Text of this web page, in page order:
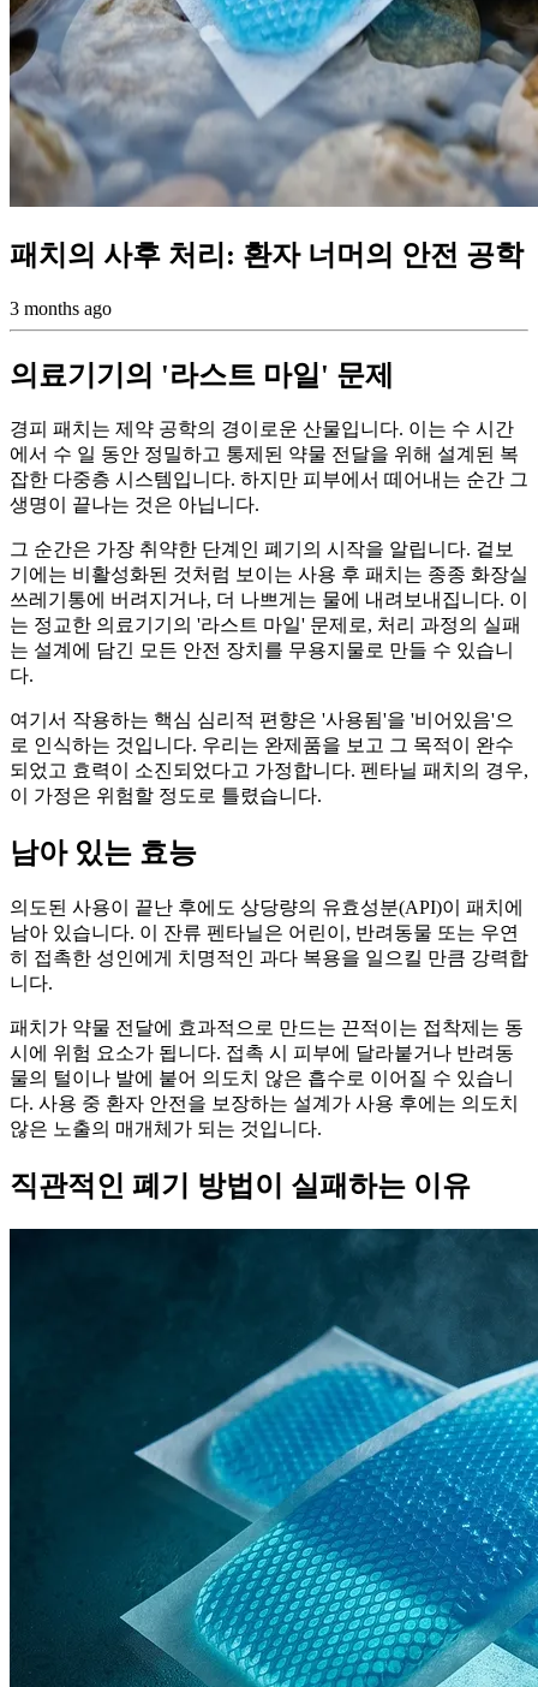
패치의 사후 처리: 환자 너머의 안전 공학
3 months ago
의료기기의 '라스트 마일' 문제
경피 패치는 제약 공학의 경이로운 산물입니다. 이는 수 시간
에서 수 일 동안 정밀하고 통제된 약물 전달을 위해 설계된 복
잡한 다중층 시스템입니다. 하지만 피부에서 떼어내는 순간 그
생명이 끝나는 것은 아닙니다.
그 순간은 가장 취약한 단계인 폐기의 시작을 알립니다. 겉보
기에는 비활성화된 것처럼 보이는 사용 후 패치는 종종 화장실
쓰레기통에 버려지거나, 더 나쁘게는 물에 내려보내집니다. 이
는 정교한 의료기기의 '라스트 마일' 문제로, 처리 과정의 실패
는 설계에 담긴 모든 안전 장치를 무용지물로 만들 수 있습니
다.
여기서 작용하는 핵심 심리적 편향은 '사용됨'을 '비어있음'으
로 인식하는 것입니다. 우리는 완제품을 보고 그 목적이 완수
되었고 효력이 소진되었다고 가정합니다. 펜타닐 패치의 경우,
이 가정은 위험할 정도로 틀렸습니다.
남아 있는 효능
의도된 사용이 끝난 후에도 상당량의 유효성분(API)이 패치에
남아 있습니다. 이 잔류 펜타닐은 어린이, 반려동물 또는 우연
히 접촉한 성인에게 치명적인 과다 복용을 일으킬 만큼 강력합
니다.
패치가 약물 전달에 효과적으로 만드는 끈적이는 접착제는 동
시에 위험 요소가 됩니다. 접촉 시 피부에 달라붙거나 반려동
물의 털이나 발에 붙어 의도치 않은 흡수로 이어질 수 있습니
다. 사용 중 환자 안전을 보장하는 설계가 사용 후에는 의도치
않은 노출의 매개체가 되는 것입니다.
직관적인 폐기 방법이 실패하는 이유